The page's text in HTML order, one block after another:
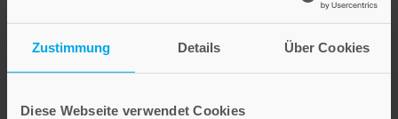
Zustimmung Details Über Cookies
Diese Webseite verwendet Cookies